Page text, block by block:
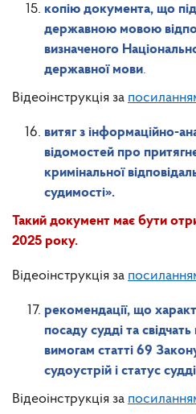
копію документа, що
державною мовою
визначеного
державної мови.
Відеоінструкція за
витяг з інформаційно-
відомостей про
кримінальної
судимості».
Такий документ має бути
2025 року.
Відеоінструкція за
рекомендації, що
посаду судді та
вимогам статті 69
судоустрій і статус
Відеоінструкція за